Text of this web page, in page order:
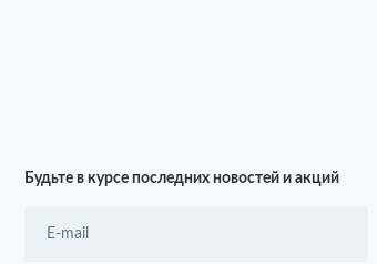
Будьте в курсе последних новостей и акций